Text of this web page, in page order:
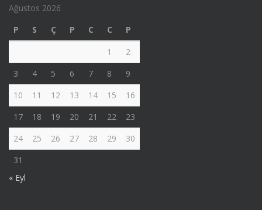
Ağustos 2026
P
S Ç P C C
P
1
2
3
4 5 6 7 8
9
10
11 12 13 14 15
16
17
18 19 20 21 22
23
24
25 26 27 28 29
30
31
« Eyl